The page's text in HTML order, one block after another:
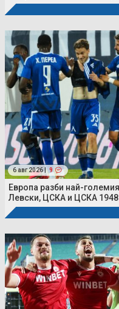
6 авг 2026 | 9
Европа разби най-
Левски, ЦСКА и ЦСКА 1948